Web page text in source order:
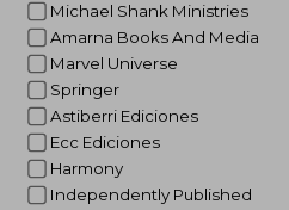
Michael Shank Ministries
Amarna Books And Media
Marvel Universe
Springer
Astiberri Ediciones
Ecc Ediciones
Harmony
Independently Published